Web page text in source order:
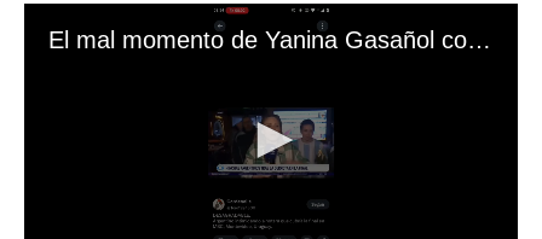
El mal momento de Yanina Gasañol con un hincha argentino en "Subrayado"